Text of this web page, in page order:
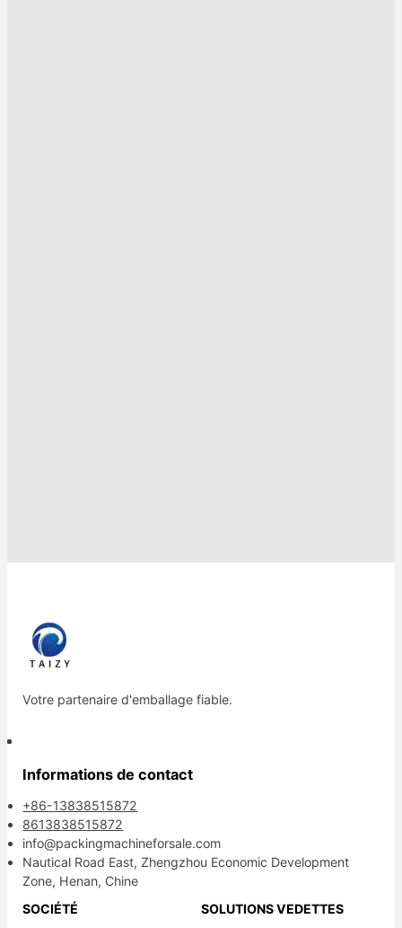
Votre partenaire d'emballage fiable.
Informations de contact
+86-13838515872
8613838515872
info@packingmachineforsale.com
Nautical Road East, Zhengzhou Economic Development
Zone, Henan, Chine
SOCIÉTÉ
SOLUTIONS VEDETTES